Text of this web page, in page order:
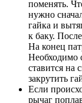
поменять.
нужно
гайка и
к баку.
На конец
Необходимо
ставится на
закрутить
Если
рычаг